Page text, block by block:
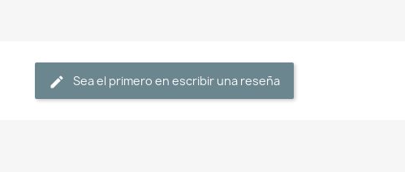
Sea el primero en escribir una reseña